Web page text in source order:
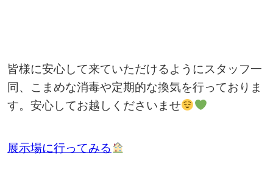
皆様に安心して来ていただけるようにスタッフ一
同、こまめな消毒や定期的な換気を行っておりま
す。安心してお越しくださいませ
展示場に行ってみる